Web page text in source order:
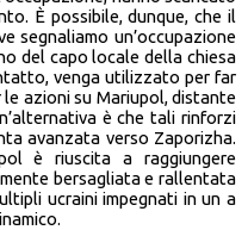
È possibile, dunque, che il
segnaliamo un’occupazione
del capo locale della chiesa
venga utilizzato per far
azioni su Mariupol, distante
è che tali rinforzi
avanzata verso Zaporizha.
è riuscita a raggiungere
bersagliata e rallentata
ucraini impegnati in un a